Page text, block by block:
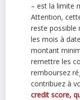
– est la limite
Attention,
reste possible
les mois à
montant
remettre les
remboursez
contribuez à
credit score,